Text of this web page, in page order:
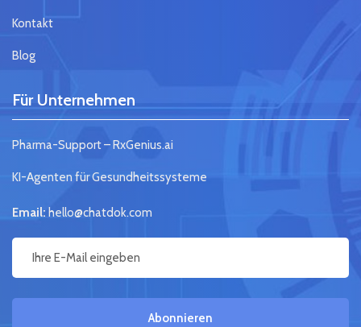
Kontakt
Blog
Für Unternehmen
Pharma-Support – RxGenius.ai
KI-Agenten für Gesundheitssysteme
Email: hello@chatdok.com
Abonnieren